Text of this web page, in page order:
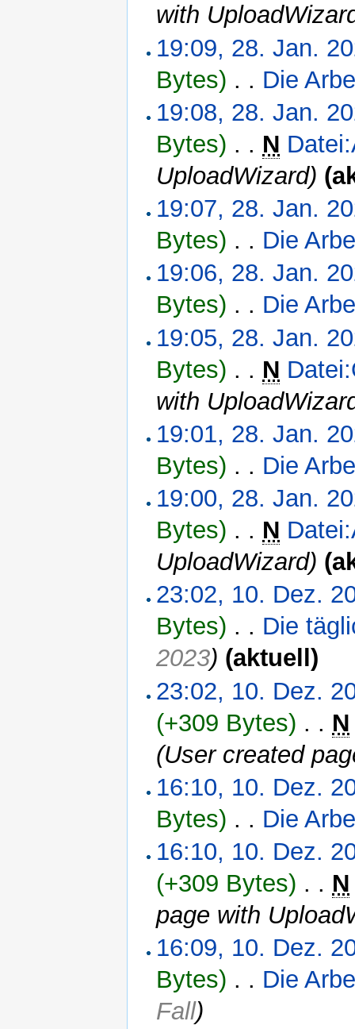
with
19:09, 28. Jan.
Bytes) . . Die
19:08, 28. Jan.
Bytes) . . N
UploadWizard)
19:07, 28. Jan.
Bytes) . . Die
19:06, 28. Jan.
Bytes) . . Die
19:05, 28. Jan.
Bytes) . . N
with
19:01, 28. Jan.
Bytes) . . Die
19:00, 28. Jan.
Bytes) . . N
UploadWizard)
23:02, 10. Dez.
Bytes) . . Die
2023) (aktuell)
23:02, 10. Dez.
(+309 Bytes) . . N
(User created
16:10, 10. Dez.
Bytes) . . Die
16:10, 10. Dez.
(+309 Bytes) . . N
page with
16:09, 10. Dez.
Bytes) . . Die
Fall)